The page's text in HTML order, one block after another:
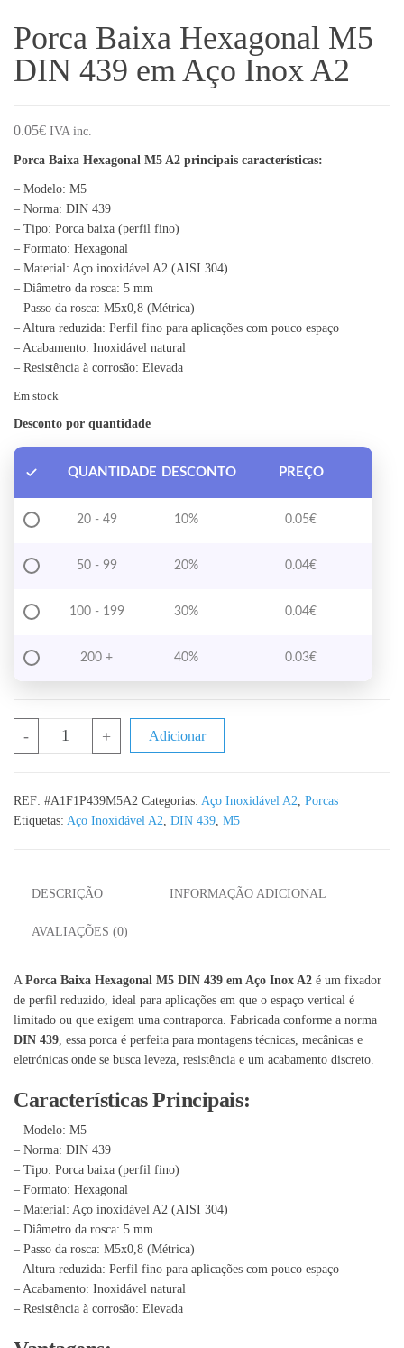
Porca Baixa Hexagonal M5
DIN 439 em Aço Inox A2
0.05€ IVA inc.
Porca Baixa Hexagonal M5 A2 principais características:
– Modelo: M5
– Norma: DIN 439
– Tipo: Porca baixa (perfil fino)
– Formato: Hexagonal
– Material: Aço inoxidável A2 (AISI 304)
– Diâmetro da rosca: 5 mm
– Passo da rosca: M5x0,8 (Métrica)
– Altura reduzida: Perfil fino para aplicações com pouco espaço
– Acabamento: Inoxidável natural
– Resistência à corrosão: Elevada
Em stock
Desconto por quantidade
QUANTIDADE DESCONTO PREÇO
20 - 49 10% 0.05€
50 - 99 20% 0.04€
100 - 199 30% 0.04€
200 + 40% 0.03€
- + Adicionar
REF: #A1F1P439M5A2 Categorias: Aço Inoxidável A2 Porcas
Etiquetas: Aço Inoxidável A2 DIN 439 M5
DESCRIÇÃO INFORMAÇÃO ADICIONAL
AVALIAÇÕES (0)
A Porca Baixa Hexagonal M5 DIN 439 em Aço Inox A2 é um fixador
de perfil reduzido, ideal para aplicações em que o espaço vertical é
limitado ou que exigem uma contraporca. Fabricada conforme a norma
DIN 439, essa porca é perfeita para montagens técnicas, mecânicas e
eletrónicas onde se busca leveza, resistência e um acabamento discreto.
Características Principais:
– Modelo: M5
– Norma: DIN 439
– Tipo: Porca baixa (perfil fino)
– Formato: Hexagonal
– Material: Aço inoxidável A2 (AISI 304)
– Diâmetro da rosca: 5 mm
– Passo da rosca: M5x0,8 (Métrica)
– Altura reduzida: Perfil fino para aplicações com pouco espaço
– Acabamento: Inoxidável natural
– Resistência à corrosão: Elevada